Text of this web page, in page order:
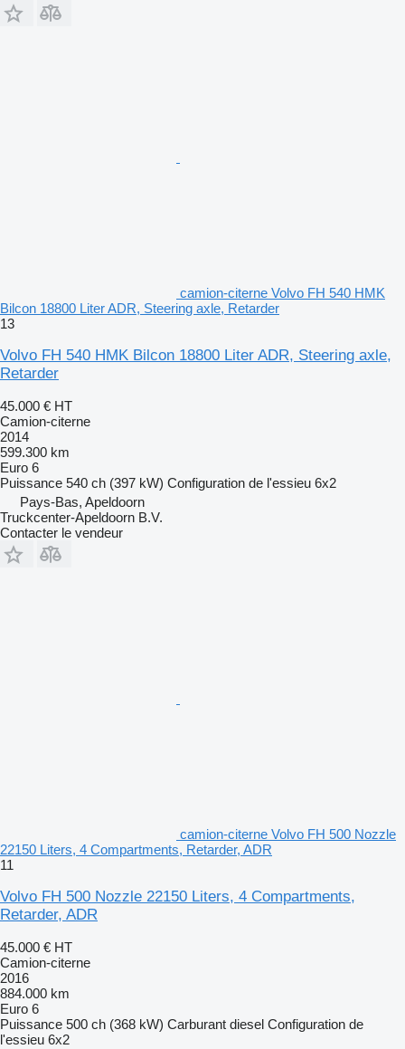
camion-citerne Volvo FH 540 HMK
Bilcon 18800 Liter ADR, Steering axle, Retarder
13
Volvo FH 540 HMK Bilcon 18800 Liter ADR, Steering axle,
Retarder
45.000 € HT
Camion-citerne
2014
599.300 km
Euro 6
Puissance 540 ch (397 kW) Configuration de l'essieu 6x2
Pays-Bas, Apeldoorn
Truckcenter-Apeldoorn B.V.
Contacter le vendeur
camion-citerne Volvo FH 500 Nozzle
22150 Liters, 4 Compartments, Retarder, ADR
11
Volvo FH 500 Nozzle 22150 Liters, 4 Compartments,
Retarder, ADR
45.000 € HT
Camion-citerne
2016
884.000 km
Euro 6
Puissance 500 ch (368 kW) Carburant diesel Configuration de
l'essieu 6x2